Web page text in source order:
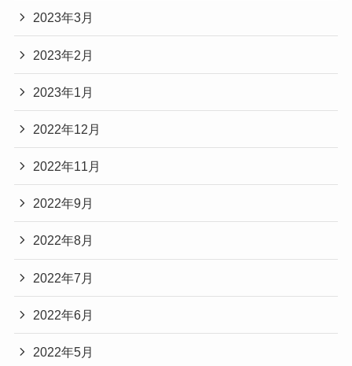
2023年3月
2023年2月
2023年1月
2022年12月
2022年11月
2022年9月
2022年8月
2022年7月
2022年6月
2022年5月